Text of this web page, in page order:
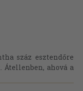
száz esztendőre
ahová a